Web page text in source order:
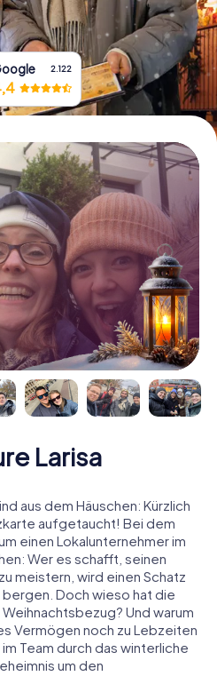
bestellen
2.122
Larisa
aus dem Häuschen: Kürzlich
aufgetaucht! Bei dem
einen Lokalunternehmer im
Wer es schafft, seinen
meistern, wird einen Schatz
Doch wieso hat die
Und warum
Vermögen noch zu Lebzeiten
Team durch das winterliche
um den